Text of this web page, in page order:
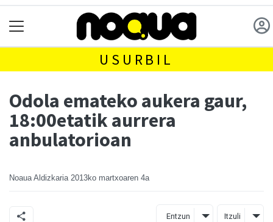
USURBIL
Odola emateko aukera gaur,
18:00etatik aurrera
anbulatorioan
Noaua Aldizkaria 2013ko martxoaren 4a
Entzun Itzuli